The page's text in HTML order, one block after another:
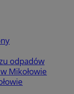
odpadów
Mikołowie